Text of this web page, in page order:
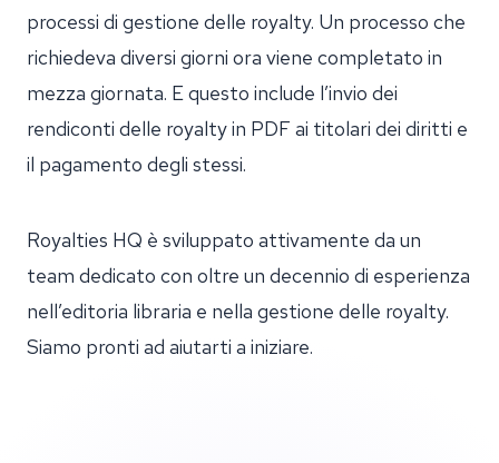
processi di gestione delle royalty. Un processo che
richiedeva diversi giorni ora viene completato in
mezza giornata. E questo include l’invio dei
rendiconti delle royalty in PDF ai titolari dei diritti e
il pagamento degli stessi.
Royalties HQ è sviluppato attivamente da un
team dedicato con oltre un decennio di esperienza
nell’editoria libraria e nella gestione delle royalty.
Siamo pronti ad aiutarti a iniziare.